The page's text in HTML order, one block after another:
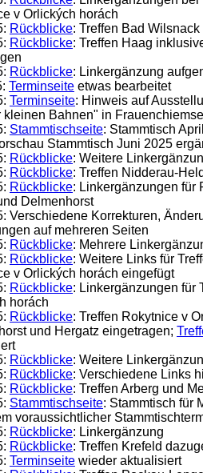
v Orlických horách
Rückblicke: Treffen Bad
Rückblicke: Treffen Haag
Rückblicke: Linkergänzung
Terminseite etwas bearbeitet
Terminseite: Hinweis auf
kleinen Bahnen" in
Stammtischseite: Stammtisch
Stammtisch Juni 2025
Rückblicke: Weitere
Rückblicke: Treffen Nidderau-
Rückblicke: Linkergänzungen für
Delmenhorst
Verschiedene Korrekturen,
auf mehreren Seiten
Rückblicke: Mehrere
Rückblicke: Weitere Links für
v Orlických horách eingefügt
Rückblicke: Linkergänzungen für
horách
Rückblicke: Treffen Rokytnice v
und Hergatz eingetragen;
Rückblicke: Weitere
Rückblicke: Verschiedene Links
Rückblicke: Treffen Arberg und
Stammtischseite: Stammtisch für
voraussichtlicher
Rückblicke: Linkergänzung
Rückblicke: Treffen Krefeld
Terminseite wieder aktualisiert